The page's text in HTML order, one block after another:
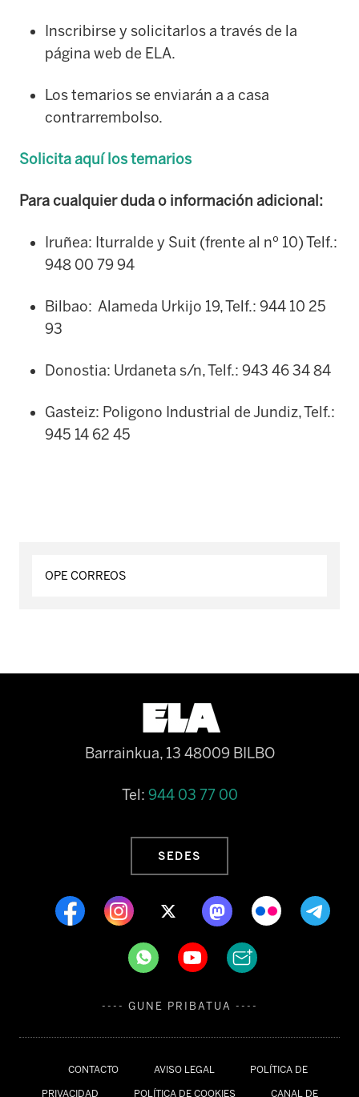
Inscribirse y solicitarlos a través de la
página web de ELA.
Los temarios se enviarán a a casa
contrarrembolso.
Solicita aquí los temarios
Para cualquier duda o información adicional:
Iruñea: Iturralde y Suit (frente al nº 10) Telf.:
948 00 79 94
Bilbao: Alameda Urkijo 19, Telf.: 944 10 25
93
Donostia: Urdaneta s/n, Telf.: 943 46 34 84
Gasteiz: Poligono Industrial de Jundiz, Telf.:
945 14 62 45
OPE CORREOS
CONTACTO AVISO LEGAL POLÍTICA DE
PRIVACIDAD POLÍTICA DE COOKIES CANAL DE
Barrainkua, 13 48009 BILBO
Tel: 944 03 77 00
SEDES
---- GUNE PRIBATUA ----